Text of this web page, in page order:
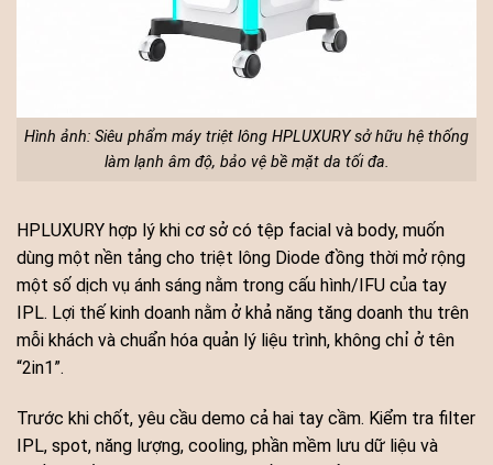
Hình ảnh: Siêu phẩm máy triệt lông HPLUXURY sở hữu hệ thống
làm lạnh âm độ, bảo vệ bề mặt da tối đa.
HPLUXURY hợp lý khi cơ sở có tệp facial và body, muốn
dùng một nền tảng cho triệt lông Diode đồng thời mở rộng
một số dịch vụ ánh sáng nằm trong cấu hình/IFU của tay
IPL. Lợi thế kinh doanh nằm ở khả năng tăng doanh thu trên
mỗi khách và chuẩn hóa quản lý liệu trình, không chỉ ở tên
“2in1”.
Trước khi chốt, yêu cầu demo cả hai tay cầm. Kiểm tra filter
IPL, spot, năng lượng, cooling, phần mềm lưu dữ liệu và